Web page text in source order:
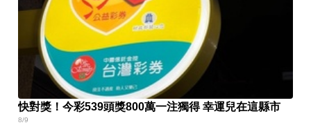
快對獎！今彩539頭獎800萬一注獨得 幸運兒在這縣市
8/9